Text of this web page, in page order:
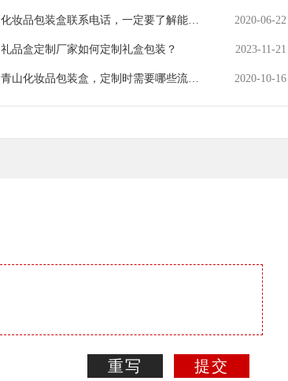
化妆品包装盒联系电话，一定要了解能生
2020-06-22
礼品盒定制厂家如何定制礼盒包装？ 2023-11-21
青山化妆品包装盒，定制时需要哪些流程
2020-10-16
重写 提交